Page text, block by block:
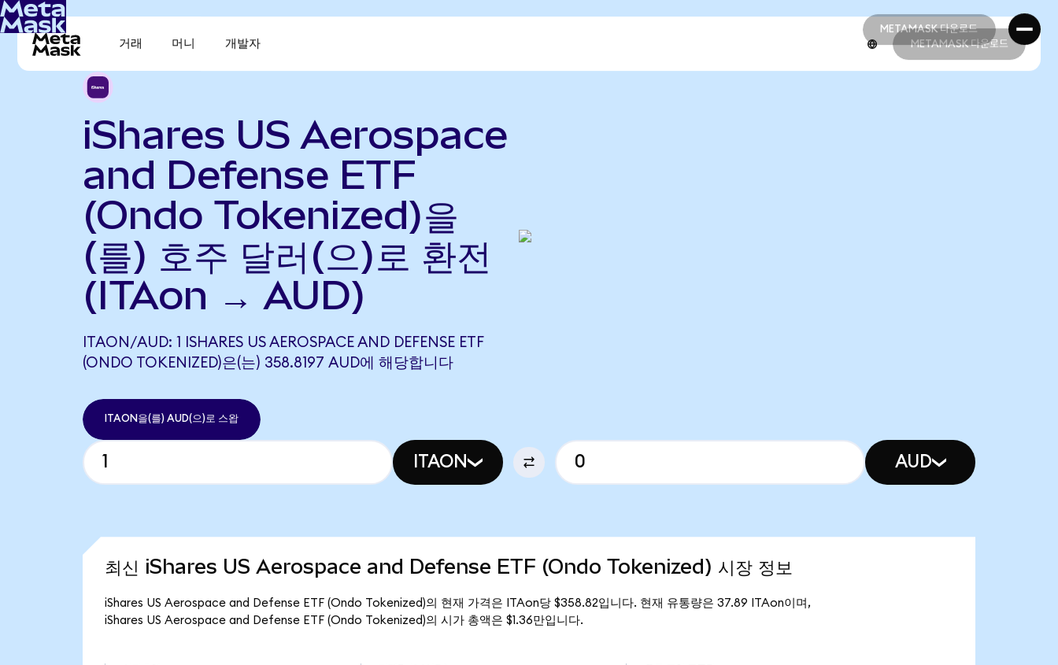
METAMASK 다운로드
METAMASK 다운로드
거래 머니 개발자 METAMASK 다운로드
iShares US Aerospace
and Defense ETF
(Ondo Tokenized)을
(를) 호주 달러(으)로 환전
(ITAon → AUD)
ITAON/AUD: 1 ISHARES US AEROSPACE AND DEFENSE ETF
(ONDO TOKENIZED)은(는) 358.8197 AUD에 해당합니다
ITAON을(를) AUD(으)로 스왑
ITAON AUD
최신 iShares US Aerospace and Defense ETF (Ondo Tokenized) 시장 정보
iShares US Aerospace and Defense ETF (Ondo Tokenized)의 현재 가격은 ITAon당 $358.82입니다. 현재 유통량은 37.89 ITAon이며,
iShares US Aerospace and Defense ETF (Ondo Tokenized)의 시가 총액은 $1.36만입니다.